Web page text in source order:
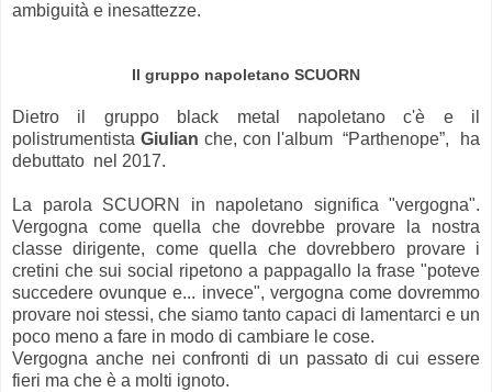
ambiguità e inesattezze.
Il gruppo napoletano SCUORN
Dietro il gruppo black metal napoletano c'è e il
polistrumentista Giulian che, con l'album “Parthenope”, ha
debuttato nel 2017.
La parola SCUORN in napoletano significa "vergogna".
Vergogna come quella che dovrebbe provare la nostra
classe dirigente, come quella che dovrebbero provare i
cretini che sui social ripetono a pappagallo la frase "poteve
succedere ovunque e... invece", vergogna come dovremmo
provare noi stessi, che siamo tanto capaci di lamentarci e un
poco meno a fare in modo di cambiare le cose.
Vergogna anche nei confronti di un passato di cui essere
fieri ma che è a molti ignoto.